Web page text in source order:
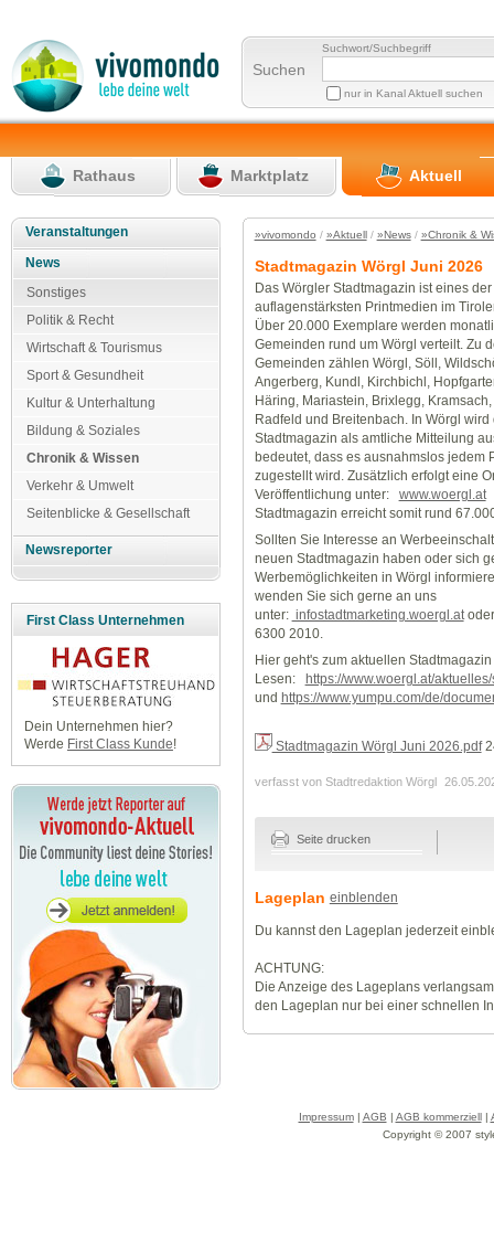
Suchen
Suchwort/Suchbegriff
nur in Kanal Aktuell suchen
Rathaus Marktplatz Aktuell
Veranstaltungen
News
Sonstiges
Politik & Recht
Wirtschaft & Tourismus
Sport & Gesundheit
Kultur & Unterhaltung
Bildung & Soziales
Chronik & Wissen
Verkehr & Umwelt
Seitenblicke & Gesellschaft
Newsreporter
First Class Unternehmen
Dein Unternehmen hier?
Werde First Class Kunde!
»vivomondo / »Aktuell/ »News/ »Chronik &
Stadtmagazin Wörgl Juni 2026
Das Wörgler Stadtmagazin ist eines der
auflagenstärksten Printmedien im
Über 20.000 Exemplare werden
Gemeinden rund um Wörgl verteilt. Zu
Gemeinden zählen Wörgl, Söll,
Angerberg, Kundl, Kirchbichl,
Häring, Mariastein, Brixlegg,
Radfeld und Breitenbach. In Wörgl wird
Stadtmagazin als amtliche Mitteilung
bedeutet, dass es ausnahmslos jedem
zugestellt wird. Zusätzlich erfolgt eine
Veröffentlichung unter: www.woergl.at.
Stadtmagazin erreicht somit rund
Sollten Sie Interesse an
neuen Stadtmagazin haben oder sich
Werbemöglichkeiten in Wörgl
wenden Sie sich gerne an uns
unter: infostadtmarketing.woergl.at
6300 2010.
Hier geht's zum aktuellen
Lesen:
https://www.woergl.at/
und https://www.yumpu.com/de/
Stadtmagazin Wörgl Juni 2026.pdf
verfasst von Stadtredaktion Wörgl
Seite drucken
Lageplan einblenden
Du kannst den Lageplan jederzeit
ACHTUNG:
Die Anzeige des Lageplans
den Lageplan nur bei einer schnellen
Impressum| AGB | AGB kommerziell|
Copyright © 2007